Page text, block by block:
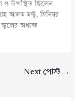
ও উপস্থিত ছিলেন
আলম মন্টু, সিনিয়র
অধ্যক্ষ
Next পোস্ট →